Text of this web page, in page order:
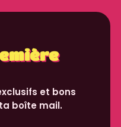
et bons
boîte mail.